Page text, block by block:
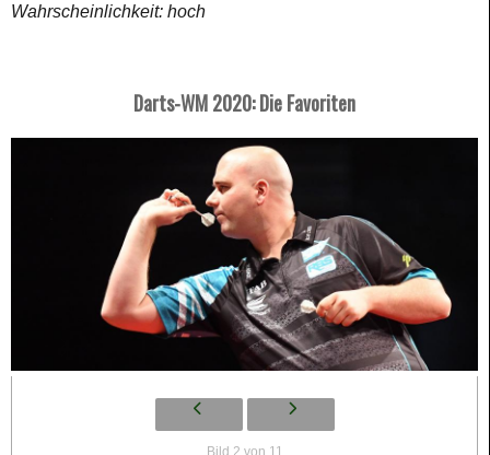
Wahrscheinlichkeit: hoch
Darts-WM 2020: Die Favoriten
Bild 2 von 11